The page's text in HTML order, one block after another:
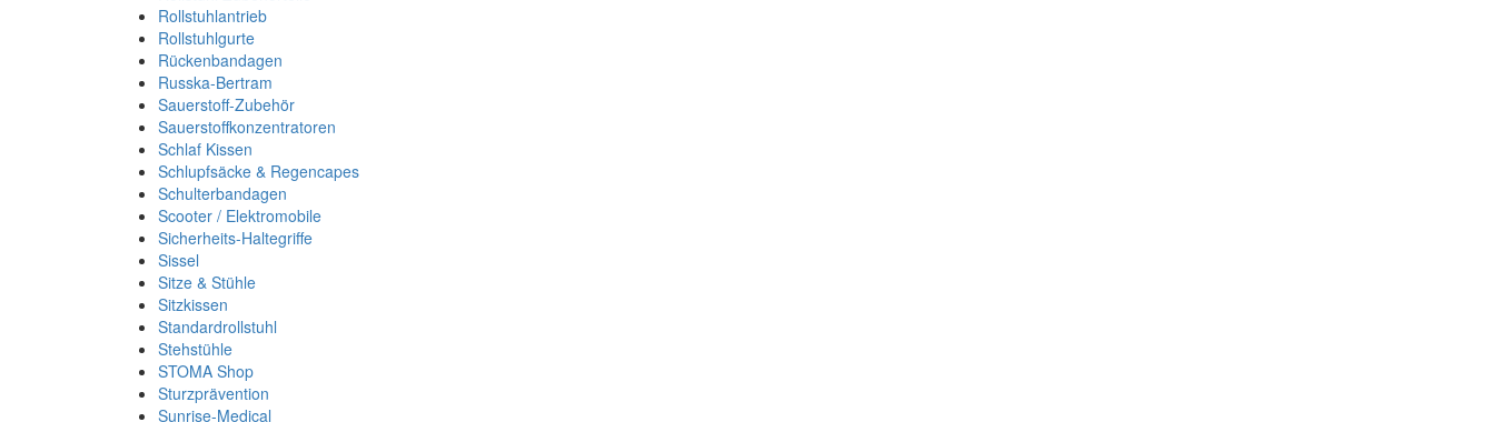
Rollstuhlantrieb
Rollstuhlgurte
Rückenbandagen
Russka-Bertram
Sauerstoff-Zubehör
Sauerstoffkonzentratoren
Schlaf Kissen
Schlupfsäcke & Regencapes
Schulterbandagen
Scooter / Elektromobile
Sicherheits-Haltegriffe
Sissel
Sitze & Stühle
Sitzkissen
Standardrollstuhl
Stehstühle
STOMA Shop
Sturzprävention
Sunrise-Medical